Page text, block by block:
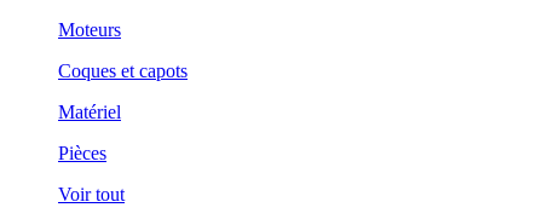
Moteurs
Coques et capots
Matériel
Pièces
Voir tout